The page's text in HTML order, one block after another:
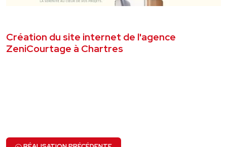
Création du site internet de l'agence
ZeniCourtage à Chartres